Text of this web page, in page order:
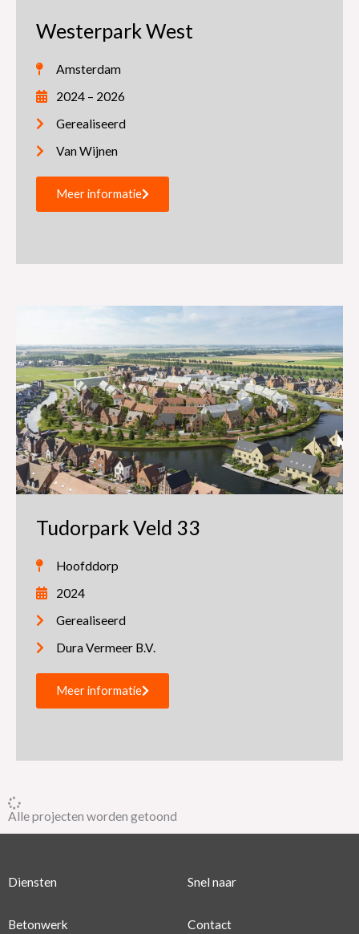
Westerpark West
Amsterdam
2024 – 2026
Gerealiseerd
Van Wijnen
Meer informatie
Tudorpark Veld 33
Hoofddorp
2024
Gerealiseerd
Dura Vermeer B.V.
Meer informatie
Alle projecten worden getoond
Diensten
Betonwerk
Snel naar
Contact